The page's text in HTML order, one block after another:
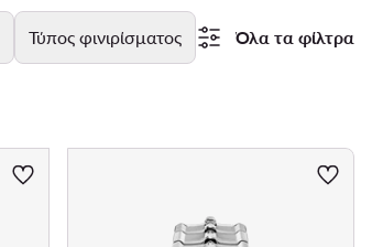
Τύπος φινιρίσματος Όλα τα φίλτρα